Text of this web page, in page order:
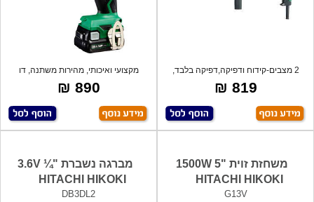
2 מצבים-קידוח ודפיקה,דפיקה בלבד,
מקצועי,
819 ₪
מקצועי ואיכותי, מהירות משתנה, דו
כיוונית
890 ₪
משחזת זוית "5 1500W
HITACHI HIKOKI
G13V
מברגה נשברת 3.6V ¼"
HITACHI HIKOKI
DB3DL2